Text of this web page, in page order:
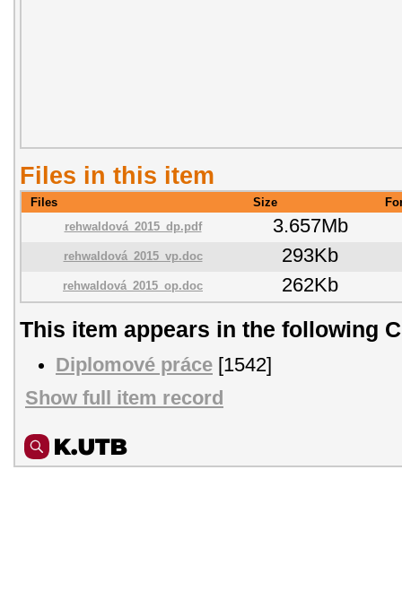
Files in this item
Files Size
rehwaldová_2015_dp.pdf
3.657Mb
rehwaldová_2015_vp.doc 293Kb
rehwaldová_2015_op.doc 262Kb
This item appears in the following
Diplomové práce [1542]
Show full item record